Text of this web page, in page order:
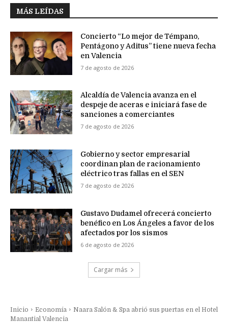
MÁS LEÍDAS
Concierto “Lo mejor de Témpano,
Pentágono y Aditus” tiene nueva fecha
en Valencia
7 de agosto de 2026
Alcaldía de Valencia avanza en el
despeje de aceras e iniciará fase de
sanciones a comerciantes
7 de agosto de 2026
Gobierno y sector empresarial
coordinan plan de racionamiento
eléctrico tras fallas en el SEN
7 de agosto de 2026
Gustavo Dudamel ofrecerá concierto
benéfico en Los Ángeles a favor de los
afectados por los sismos
6 de agosto de 2026
Cargar más